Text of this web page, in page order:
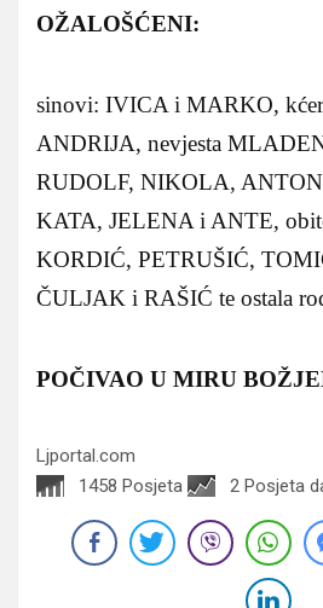
OŽALOŠĆENI:
sinovi: IVICA i MARKO,
ANDRIJA, nevjesta
RUDOLF, NIKOLA,
KATA, JELENA i ANTE,
KORDIĆ, PETRUŠIĆ,
ČULJAK i RAŠIĆ te ostala
POČIVAO U MIRU
Ljportal.com
1458 Posjeta
2 Posjeta